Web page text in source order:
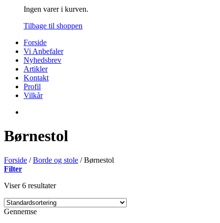
Ingen varer i kurven.
Tilbage til shoppen
Forside
Vi Anbefaler
Nyhedsbrev
Artikler
Kontakt
Profil
Vilkår
Børnestol
Forside / Borde og stole /Børnestol
Filter
Viser 6 resultater
Gennemse